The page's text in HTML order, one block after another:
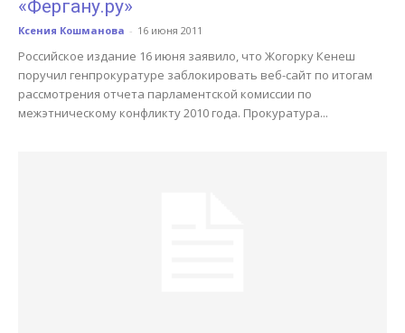
«Фергану.ру»
Ксения Кошманова - 16 июня 2011
Российское издание 16 июня заявило, что Жогорку Кенеш
поручил генпрокуратуре заблокировать веб-сайт по итогам
рассмотрения отчета парламентской комиссии по
межэтническому конфликту 2010 года. Прокуратура...